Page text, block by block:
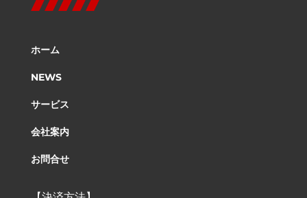
ホーム
NEWS
サービス
会社案内
お問合せ